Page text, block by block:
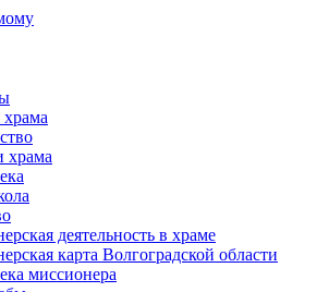
храма
деятельность в храме
карта Волгоградской области
миссионера